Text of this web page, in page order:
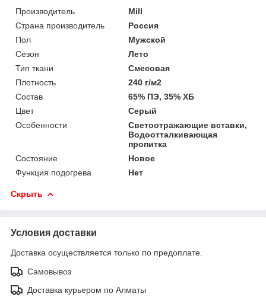
Производитель
Mill
Страна производитель
Россия
Пол
Мужской
Сезон
Лето
Тип ткани
Смесовая
Плотность
240 г/м2
Состав
65% ПЭ, 35% ХБ
Цвет
Серый
Особенности
Светоотражающие вставки,
Водоотталкивающая
пропитка
Состояние
Новое
Функция подогрева
Нет
Скрыть
Условия доставки
Доставка осуществляется только по предоплате.
Самовывоз
Доставка курьером по Алматы